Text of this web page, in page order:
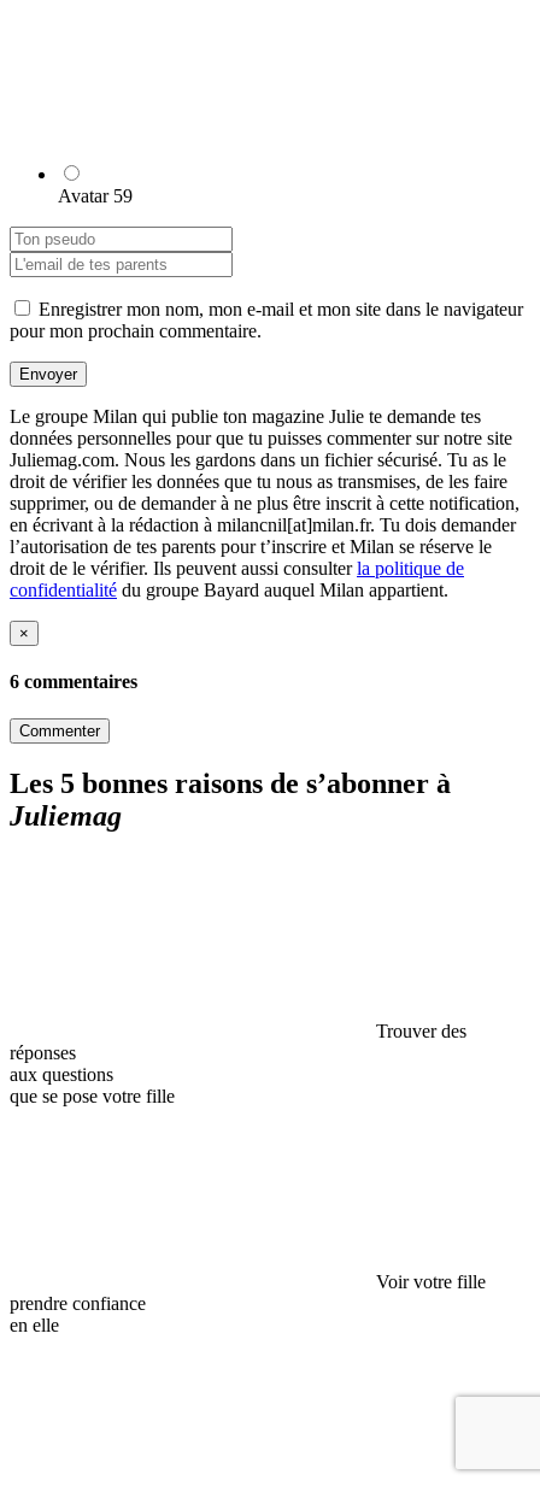
Avatar 59
Enregistrer mon nom, mon e-mail et mon site dans le navigateur
pour mon prochain commentaire.
Envoyer
Le groupe Milan qui publie ton magazine Julie te demande tes
données personnelles pour que tu puisses commenter sur notre site
Juliemag.com. Nous les gardons dans un fichier sécurisé. Tu as le
droit de vérifier les données que tu nous as transmises, de les faire
supprimer, ou de demander à ne plus être inscrit à cette notification,
en écrivant à la rédaction à milancnil[at]milan.fr. Tu dois demander
l’autorisation de tes parents pour t’inscrire et Milan se réserve le
droit de le vérifier. Ils peuvent aussi consulterla politique de
confidentialité du groupe Bayard auquel Milan appartient.
×
6 commentaires
Commenter
Les 5 bonnes raisons de s’abonner à
Juliemag
Trouver des
réponses
aux questions
que se pose votre fille
Voir votre fille
prendre confiance
en elle